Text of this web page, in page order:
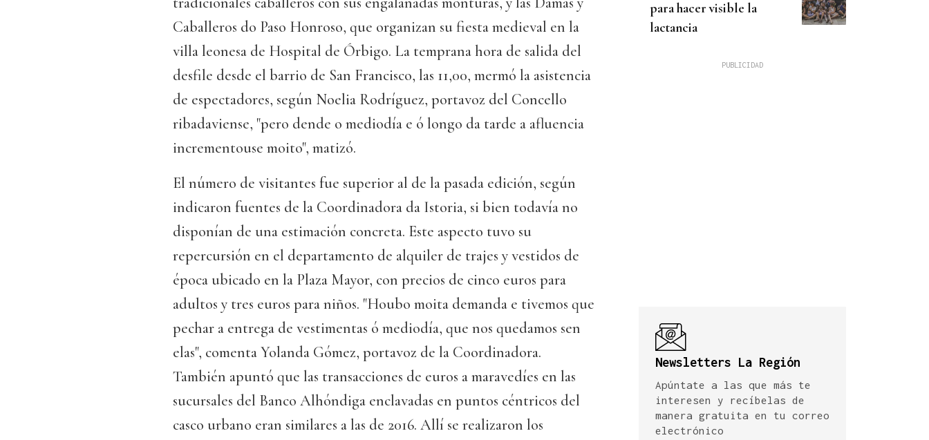
Caballeros do Paso Honroso, que organizan su fiesta medieval en la
villa leonesa de Hospital de Órbigo. La temprana hora de salida del
desfile desde el barrio de San Francisco, las 11,00, mermó la asistencia
de espectadores, según Noelia Rodríguez, portavoz del Concello
ribadaviense, "pero dende o mediodía e ó longo da tarde a afluencia
incrementouse moito", matizó.
El número de visitantes fue superior al de la pasada edición, según
indicaron fuentes de la Coordinadora da Istoria, si bien todavía no
disponían de una estimación concreta. Este aspecto tuvo su
repercursión en el departamento de alquiler de trajes y vestidos de
época ubicado en la Plaza Mayor, con precios de cinco euros para
adultos y tres euros para niños. "Houbo moita demanda e tivemos que
pechar a entrega de vestimentas ó mediodía, que nos quedamos sen
elas", comenta Yolanda Gómez, portavoz de la Coordinadora.
También apuntó que las transacciones de euros a maravedíes en las
sucursales del Banco Alhóndiga enclavadas en puntos céntricos del
casco urbano eran similares a las de 2016. Allí se realizaron los
para hacer visible la
lactancia
Newsletters La Región
Apúntate a las que más te
interesen y recíbelas de
manera gratuita en tu correo
electrónico